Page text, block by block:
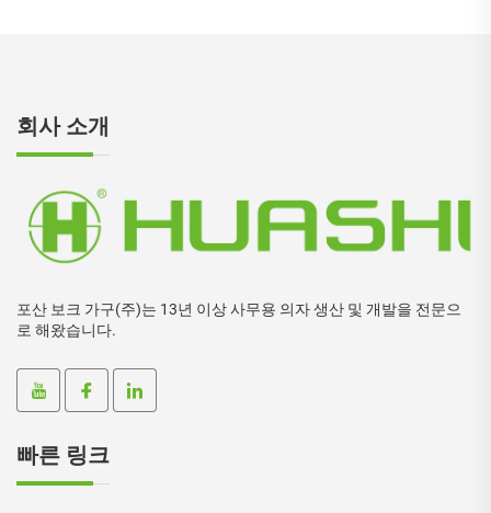
회사 소개
포산 보크 가구(주)는 13년 이상 사무용 의자 생산 및 개발을 전문으
로 해왔습니다.
빠른 링크